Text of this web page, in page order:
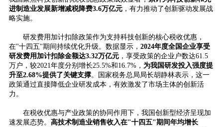
进制造业发展新增减税降费3.6万亿元，有力推动了创新驱动发展战
略实施。
研发费用加计扣除政策作为支持科技创新的核心税收优惠，
在"十四五"期间持续优化升级。数据显示， 2024年度全国企业享受
研发费用加计扣除金额达3.32万亿元，享受政策的企业户数达61.5
万户，较2021年度分别增长25.5%和16.7%， 为我国研发投入强度提
升至2.68%提供了关键支撑。国家税务总局局长胡静林表示，这一
政策通过直接降低企业研发成本，有效激发了市场主体的创新活
力。
在税收优惠与产业政策的协同作用下，我国创新型经济呈现加
速发展态势。 高技术制造业销售收入在"十四五"期间年均增长